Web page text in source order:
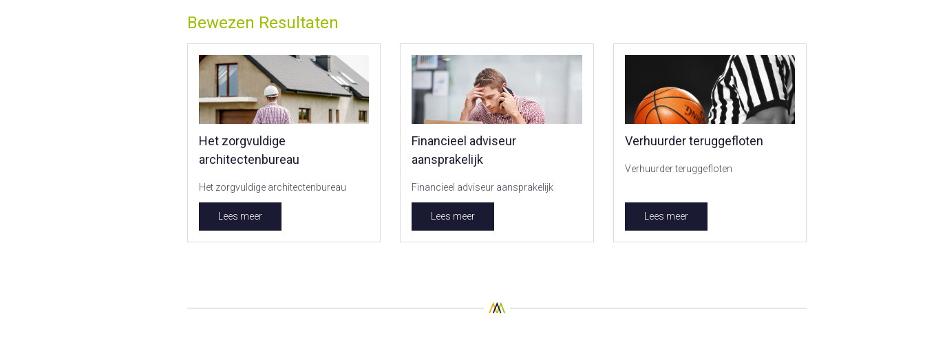
Bewezen Resultaten
Het zorgvuldige
architectenbureau
Het zorgvuldige architectenbureau
Lees meer
Financieel adviseur
aansprakelijk
Financieel adviseur aansprakelijk
Lees meer
Verhuurder teruggefloten
Verhuurder teruggefloten
Lees meer